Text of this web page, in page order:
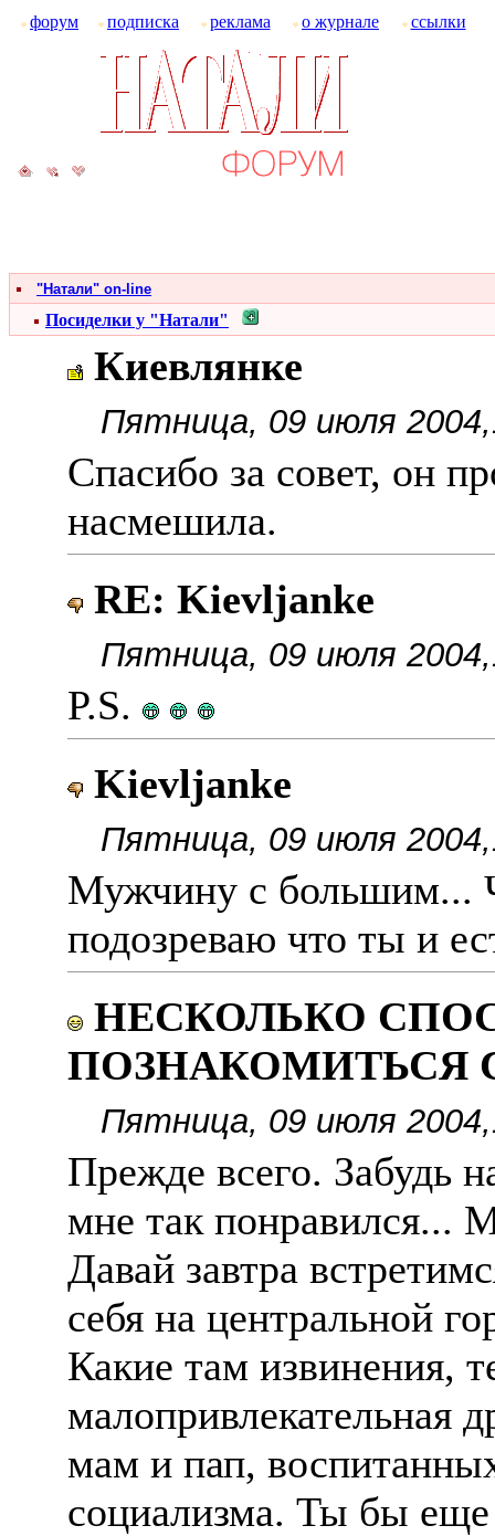
форум подписка реклама о журнале ссылки
"Натали" on-line
Посиделки у "Натали"
Киевлянке
Пятница, 09 июля
Спасибо за совет, он
насмешила.
RE: Kievljanke
Пятница, 09 июля
P.S.
Kievljanke
Пятница, 09 июля
Мужчину с большим...
подозреваю что ты и
НЕСКОЛЬКО
ПОЗНАКОМИТЬСЯ
Пятница, 09 июля
Прежде всего. Забудь
мне так понравился...
Давай завтра
себя на центральной
Какие там извинения,
малопривлекательная
мам и пап,
социализма. Ты бы еще